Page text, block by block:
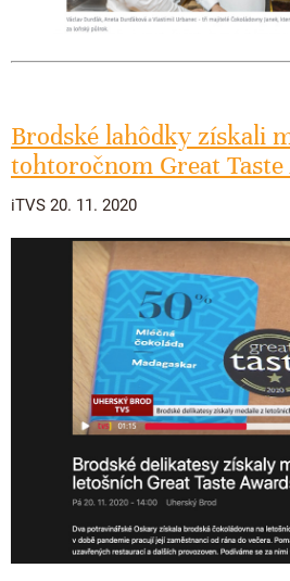
Brodské lahôdky získali
tohtoročnom Great
iTVS 20. 11. 2020